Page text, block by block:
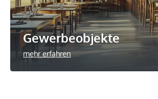
Gewerbeobjekte
mehr erfahren